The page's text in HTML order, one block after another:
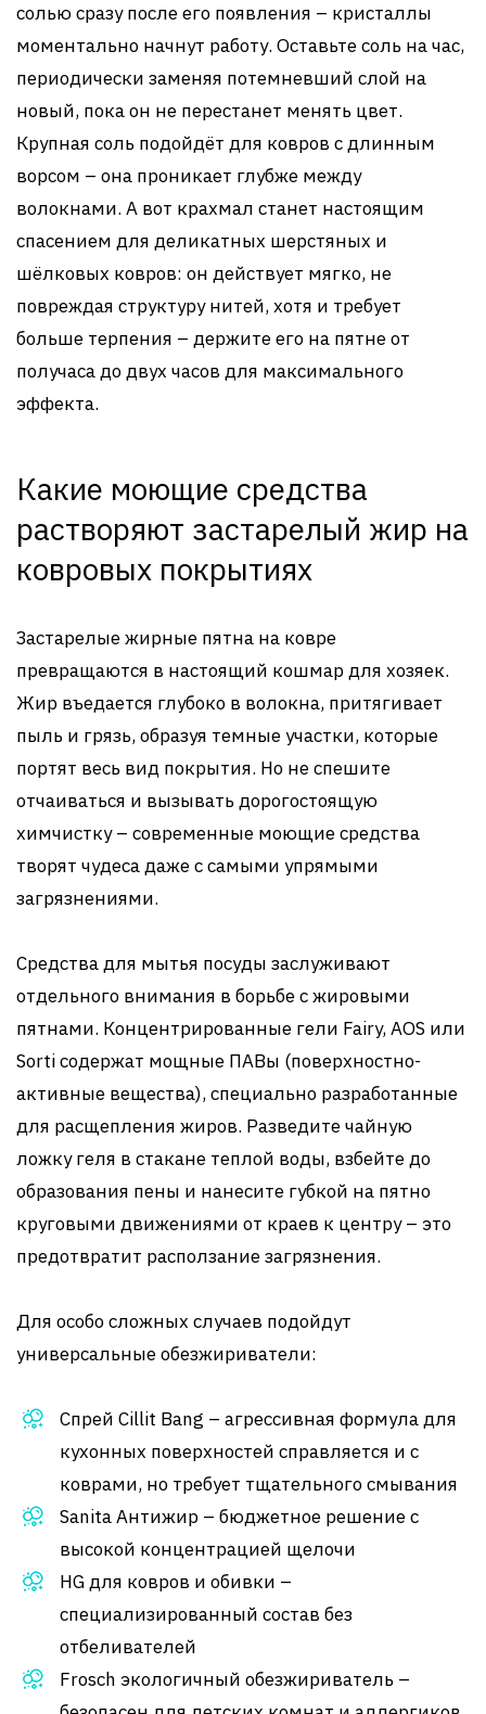
солью сразу после его появления – кристаллы
моментально начнут работу. Оставьте соль на час,
периодически заменяя потемневший слой на
новый, пока он не перестанет менять цвет.
Крупная соль подойдёт для ковров с длинным
ворсом – она проникает глубже между
волокнами. А вот крахмал станет настоящим
спасением для деликатных шерстяных и
шёлковых ковров: он действует мягко, не
повреждая структуру нитей, хотя и требует
больше терпения – держите его на пятне от
получаса до двух часов для максимального
эффекта.
Какие моющие средства
растворяют застарелый жир на
ковровых покрытиях
Застарелые жирные пятна на ковре
превращаются в настоящий кошмар для хозяек.
Жир въедается глубоко в волокна, притягивает
пыль и грязь, образуя темные участки, которые
портят весь вид покрытия. Но не спешите
отчаиваться и вызывать дорогостоящую
химчистку – современные моющие средства
творят чудеса даже с самыми упрямыми
загрязнениями.
Средства для мытья посуды заслуживают
отдельного внимания в борьбе с жировыми
пятнами. Концентрированные гели Fairy, AOS или
Sorti содержат мощные ПАВы (поверхностно-
активные вещества), специально разработанные
для расщепления жиров. Разведите чайную
ложку геля в стакане теплой воды, взбейте до
образования пены и нанесите губкой на пятно
круговыми движениями от краев к центру – это
предотвратит расползание загрязнения.
Для особо сложных случаев подойдут
универсальные обезжириватели:
Спрей Cillit Bang – агрессивная формула для
кухонных поверхностей справляется и с
коврами, но требует тщательного смывания
Sanita Антижир – бюджетное решение с
высокой концентрацией щелочи
HG для ковров и обивки –
специализированный состав без
отбеливателей
Frosch экологичный обезжириватель –